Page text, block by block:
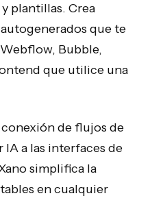
plantillas. Crea
que te
Bubble,
que utilice una
de flujos de
a las interfaces de
simplifica la
en cualquier